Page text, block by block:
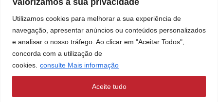
Utilizamos cookies para melhorar a sua experiência de
navegação, apresentar anúncios ou conteúdos personalizados
e analisar o nosso tráfego. Ao clicar em "Aceitar Todos",
concorda com a utilização de
cookies. consulte Mais informação
Aceite tudo
+351 917 542 102
geral@compassolda.pt
POLÍTICA DE PRIVACIDADE